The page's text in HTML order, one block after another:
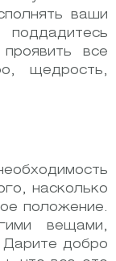
ваши
все
щедрость,
насколько
положение.
вещами,
Дарите добро